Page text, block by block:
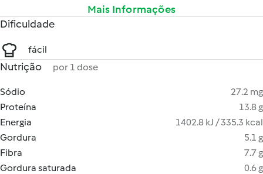
Mais Informações
Dificuldade
fácil
Nutrição por 1 dose
Sódio
27.2 mg
Proteína
13.8 g
Energia
1402.8 kJ / 335.3 kcal
Gordura
5.1 g
Fibra
7.7 g
Gordura saturada
0.6 g